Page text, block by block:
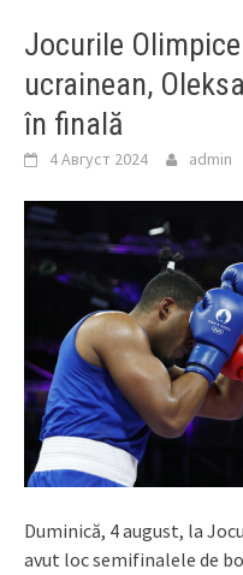
Jocurile
ucrainean,
în finală
4 Август 2024 admin
Duminică, 4 august, la
avut loc semifinalele de